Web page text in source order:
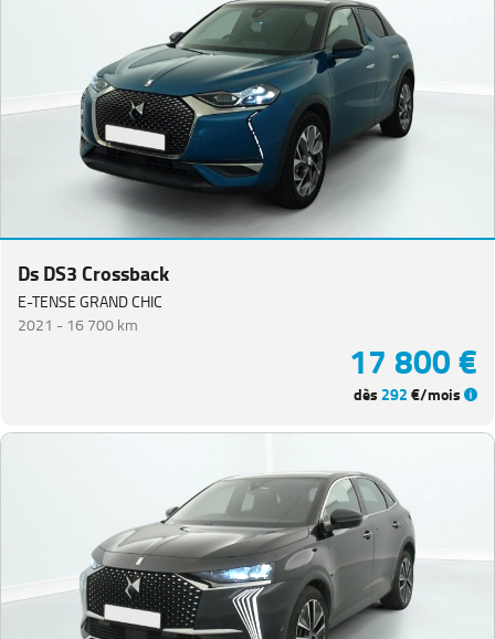
Ds DS3 Crossback
E-TENSE GRAND CHIC
2021 - 16 700 km
17 800 €
dès 292€/mois